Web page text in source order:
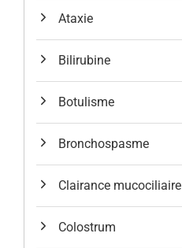
Ataxie
Bilirubine
Botulisme
Bronchospasme
Clairance mucociliaire
Colostrum